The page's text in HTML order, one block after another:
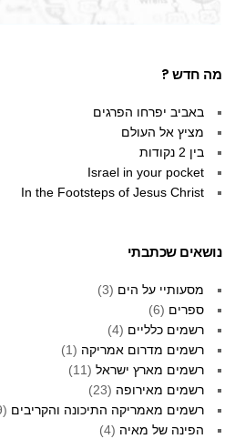
מה חדש ?
באביב יפרחו הפרגים
מציץ אל העולם
בין 2 נקודות
Israel in your pocket
In the Footsteps of Jesus Christ
נושאים שכתבתי
מסעותיי על הים (3)
ספרים (6)
רשמים כלליים (4)
רשמים מדרום אמריקה (1)
רשמים מארץ ישראל (11)
רשמים מאירופה (23)
רשמים מאמריקה התיכונה והקריבים (9)
הפינה של מאיה (4)